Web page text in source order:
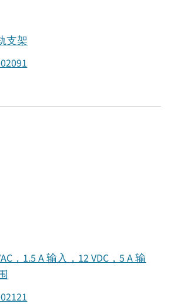
支架
，1.5 A 输入，12 VDC，5 A 输